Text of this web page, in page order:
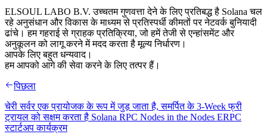
ELSOUL LABO B.V. उच्चतम गुणवत्ता देने के लिए प्रतिबद्ध है Solana चल
रहे अनुसंधान और विकास के माध्यम से प्रतिस्पर्धी कीमतों पर नेटवर्क बुनियादी
ढांचे। हम गहराई से ग्राहक प्रतिक्रिया, जो हमें तेजी से एन्हांसमेंट और
अनुकूलन को लागू करने में मदद करता है मूल्य निर्धारण।
आपके लिए बहुत धन्यवाद।
हम आपको आगे की सेवा करने के लिए तत्पर हैं।
पिछला
चेरी सर्वर एक प्रायोजक के रूप में जुड़ जाता है, समर्पित के 3-Week फ्री
ट्रायल को सक्षम करता है Solana RPC Nodes in the Nodes ERPC
स्टार्टअप कार्यक्रम